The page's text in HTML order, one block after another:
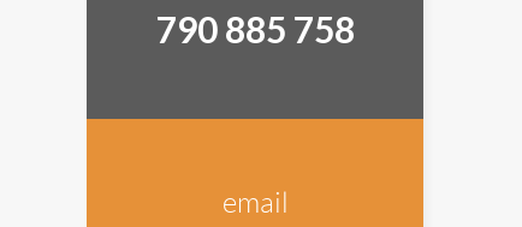
790 885 758
email